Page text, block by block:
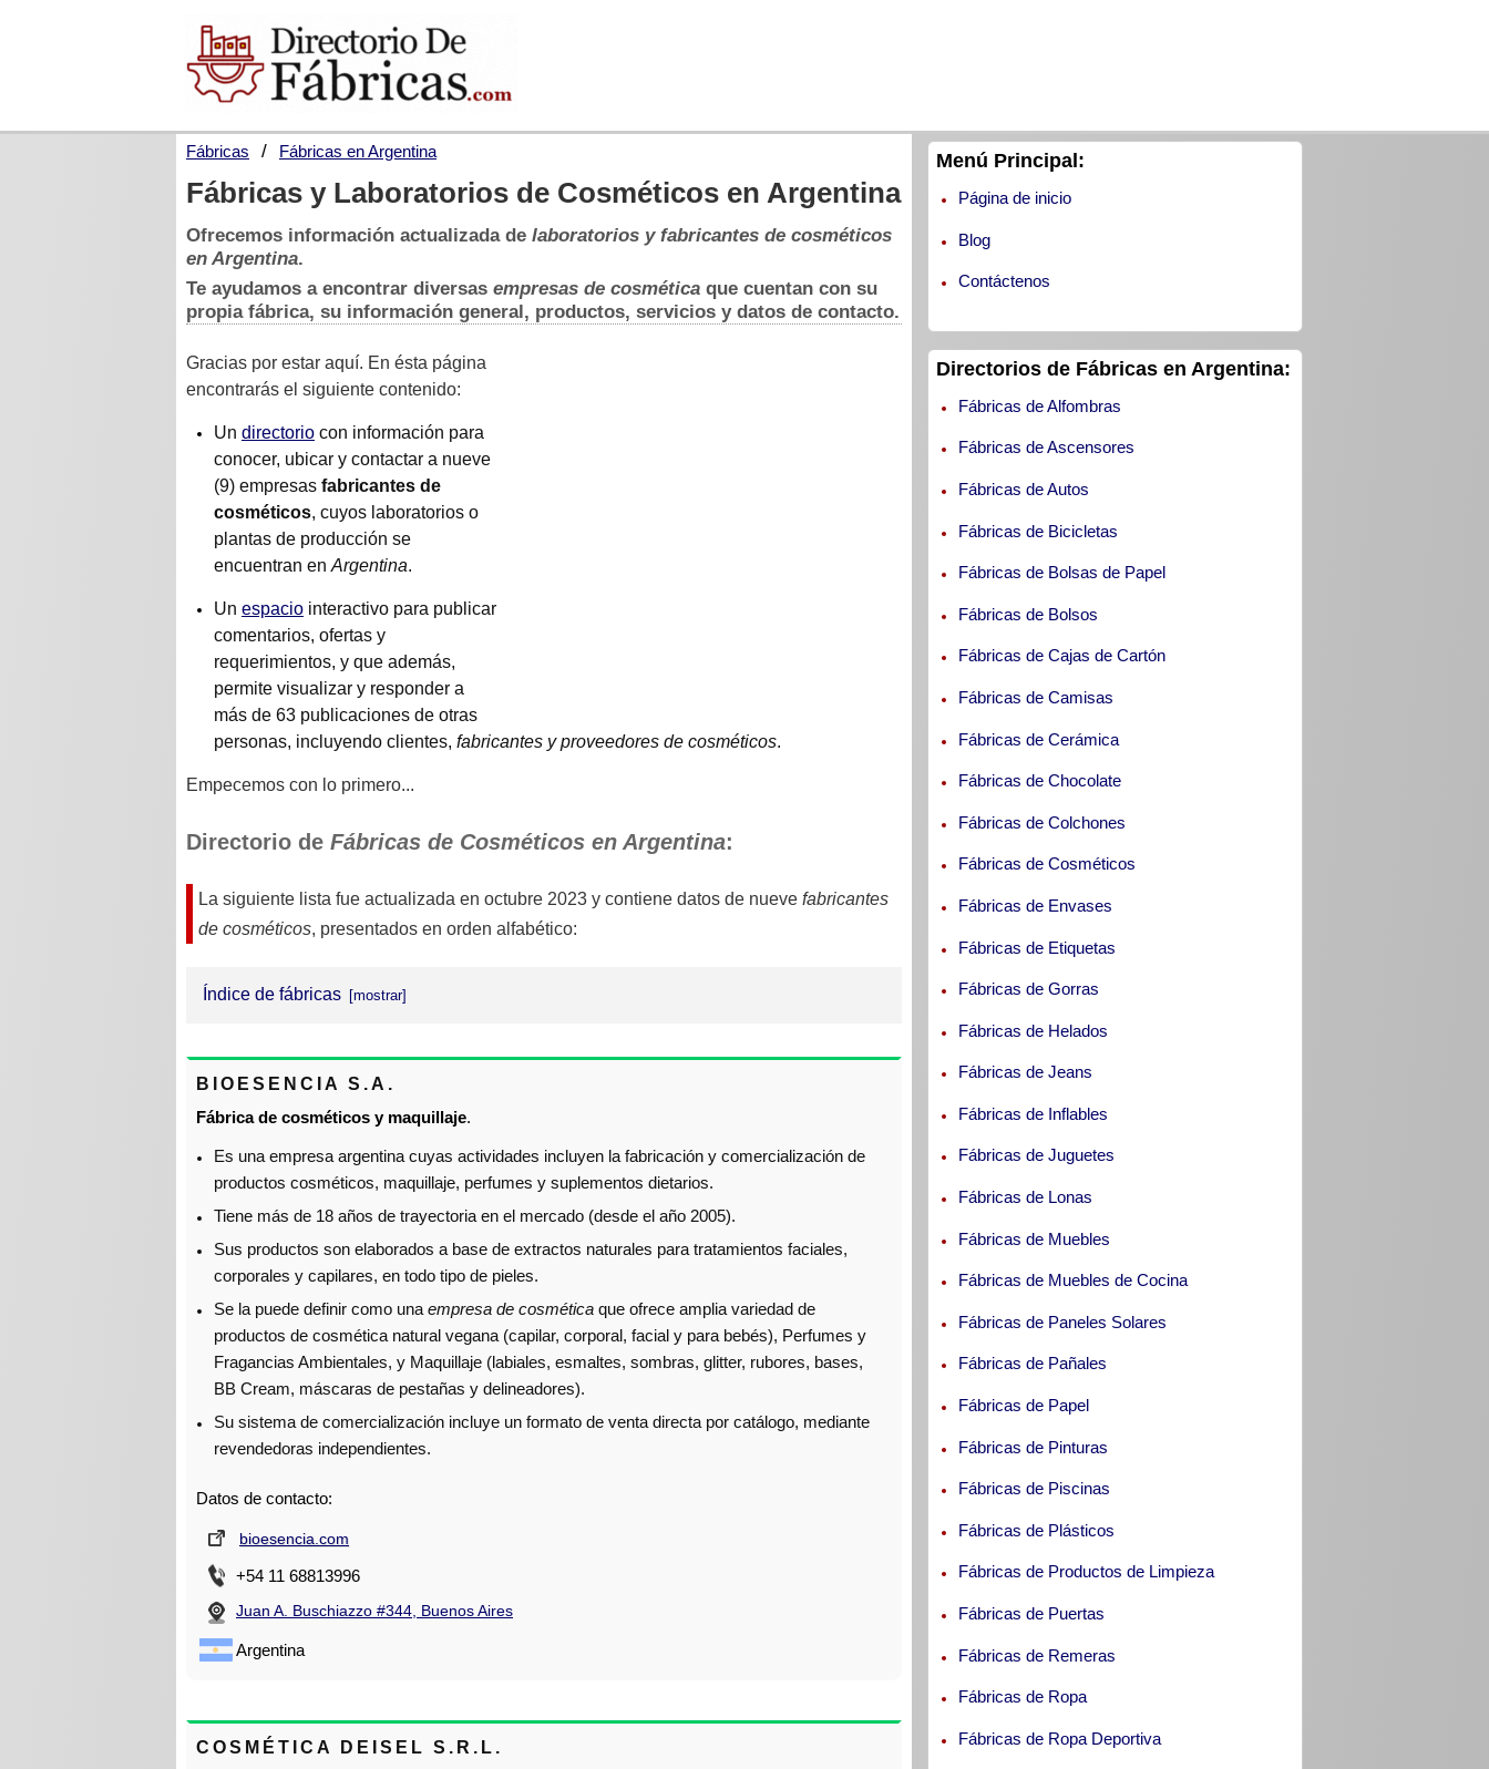
Fábricas Fábricas en Argentina
Fábricas y Laboratorios de Cosméticos en Argentina
Ofrecemos información actualizada de laboratorios y fabricantes de cosméticos
en Argentina.
Te ayudamos a encontrar diversas empresas de cosmética que cuentan con su
propia fábrica, su información general, productos, servicios y datos de contacto.
Gracias por estar aquí. En ésta página
encontrarás el siguiente contenido:
Un directorio con información para
conocer, ubicar y contactar a nueve
(9) empresas fabricantes de
cosméticos, cuyos laboratorios o
plantas de producción se
encuentran en Argentina.
Un espacio interactivo para publicar
comentarios, ofertas y
requerimientos, y que además,
permite visualizar y responder a
más de 63 publicaciones de otras
personas, incluyendo clientes, fabricantes y proveedores de cosméticos.
Empecemos con lo primero...
Directorio de Fábricas de Cosméticos en Argentina:
La siguiente lista fue actualizada en octubre 2023 y contiene datos de nueve fabricantes
de cosméticos, presentados en orden alfabético:
Índice de fábricas
Bioesencia S.A.
Cosmética Deisel S.R.L.
Laboratorio Fitonature S.R.L.
Laboratorio Séance S.R.L.
Laboratorios DermosoluXion S.R.L.
Laboratorios Victoria S.A.I.C.
Roberto Pasmanter S.A.
BIOESENCIA S.A.
Fábrica de cosméticos y maquillaje.
Es una empresa argentina cuyas actividades incluyen la fabricación y comercialización de
productos cosméticos, maquillaje, perfumes y suplementos dietarios.
Tiene más de 18 años de trayectoria en el mercado (desde el año 2005).
Sus productos son elaborados a base de extractos naturales para tratamientos faciales,
corporales y capilares, en todo tipo de pieles.
Se la puede definir como una empresa de cosmética que ofrece amplia variedad de
productos de cosmética natural vegana (capilar, corporal, facial y para bebés), Perfumes y
Fragancias Ambientales, y Maquillaje (labiales, esmaltes, sombras, glitter, rubores, bases,
BB Cream, máscaras de pestañas y delineadores).
Su sistema de comercialización incluye un formato de venta directa por catálogo, mediante
revendedoras independientes.
Datos de contacto:
bioesencia.com
+54 11 68813996
Juan A. Buschiazzo #344, Buenos Aires
Argentina
COSMÉTICA DEISEL S.R.L.
Menú Principal:
Página de inicio
Blog
Contáctenos
Directorios de Fábricas en Argentina:
Fábricas de Alfombras
Fábricas de Ascensores
Fábricas de Autos
Fábricas de Bicicletas
Fábricas de Bolsas de Papel
Fábricas de Bolsos
Fábricas de Cajas de Cartón
Fábricas de Camisas
Fábricas de Cerámica
Fábricas de Chocolate
Fábricas de Colchones
Fábricas de Cosméticos
Fábricas de Envases
Fábricas de Etiquetas
Fábricas de Gorras
Fábricas de Helados
Fábricas de Jeans
Fábricas de Inflables
Fábricas de Juguetes
Fábricas de Lonas
Fábricas de Muebles
Fábricas de Muebles de Cocina
Fábricas de Paneles Solares
Fábricas de Pañales
Fábricas de Papel
Fábricas de Pinturas
Fábricas de Piscinas
Fábricas de Plásticos
Fábricas de Productos de Limpieza
Fábricas de Puertas
Fábricas de Remeras
Fábricas de Ropa
Fábricas de Ropa Deportiva